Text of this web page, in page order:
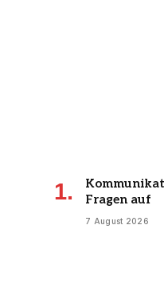
Fragen auf
7 August 2026